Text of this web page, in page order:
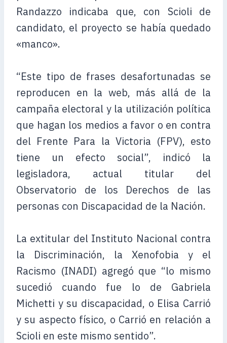
Randazzo indicaba que, con Scioli de
candidato, el proyecto se había quedado
«manco».
“Este tipo de frases desafortunadas se
reproducen en la web, más allá de la
campaña electoral y la utilización política
que hagan los medios a favor o en contra
del Frente Para la Victoria (FPV), esto
tiene un efecto social”, indicó la
legisladora, actual titular del
Observatorio de los Derechos de las
personas con Discapacidad de la Nación.
La extitular del Instituto Nacional contra
la Discriminación, la Xenofobia y el
Racismo (INADI) agregó que “lo mismo
sucedió cuando fue lo de Gabriela
Michetti y su discapacidad, o Elisa Carrió
y su aspecto físico, o Carrió en relación a
Scioli en este mismo sentido”.